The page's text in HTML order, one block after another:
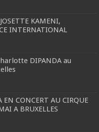
KAMENI,
INTERNATIONAL
DIPANDA au
CONCERT AU CIRQUE
A BRUXELLES